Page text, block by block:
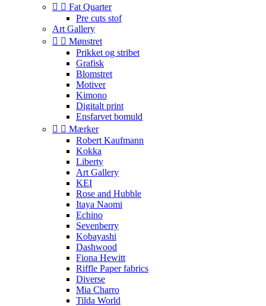
  Fat Quarter
Pre cuts stof
Art Gallery
  Mønstret
Prikket og stribet
Grafisk
Blomstret
Motiver
Kimono
Digitalt print
Ensfarvet bomuld
  Mærker
Robert Kaufmann
Kokka
Liberty
Art Gallery
KEI
Rose and Hubble
Itaya Naomi
Echino
Sevenberry
Kobayashi
Dashwood
Fiona Hewitt
Riffle Paper fabrics
Diverse
Mia Charro
Tilda World